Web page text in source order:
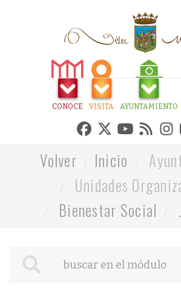
CONOCE VISITA AYUNTAMIENTO
Volver Inicio
Unidades
Bienestar Social